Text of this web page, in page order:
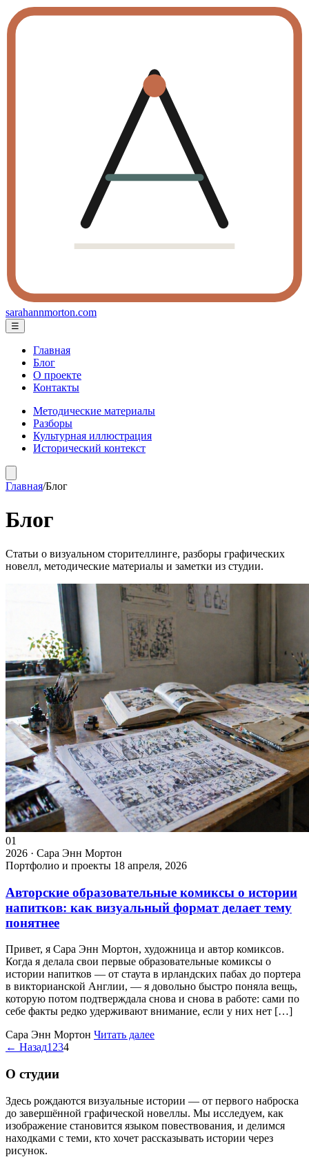
sarahannmorton.com
☰
Главная
Блог
О проекте
Контакты
Методические материалы
Разборы
Культурная иллюстрация
Исторический контекст
Главная/Блог
Блог
Статьи о визуальном сторителлинге, разборы графических
новелл, методические материалы и заметки из студии.
01
2026 · Сара Энн Мортон
Портфолио и проекты 18 апреля, 2026
Авторские образовательные комиксы о истории
напитков: как визуальный формат делает тему
понятнее
Привет, я Сара Энн Мортон, художница и автор комиксов.
Когда я делала свои первые образовательные комиксы о
истории напитков — от стаута в ирландских пабах до портера
в викторианской Англии, — я довольно быстро поняла вещь,
которую потом подтверждала снова и снова в работе: сами по
себе факты редко удерживают внимание, если у них нет […]
Сара Энн Мортон Читать далее
← Назад1 234
О студии
Здесь рождаются визуальные истории — от первого наброска
до завершённой графической новеллы. Мы исследуем, как
изображение становится языком повествования, и делимся
находками с теми, кто хочет рассказывать истории через
рисунок.